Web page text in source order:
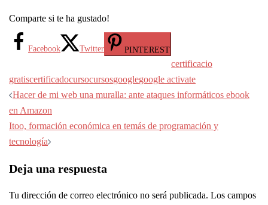
Comparte si te ha gustado!
Facebook Twitter PINTEREST
certificacio
gratiscertificadocursocursosgooglegoogle activate
Navegación
de
entradas
Hacer de mi web una muralla: ante ataques informáticos ebook
en Amazon
Itoo, formación económica en temás de programación y
tecnología
Deja una respuesta
Tu dirección de correo electrónico no será publicada. Los campos